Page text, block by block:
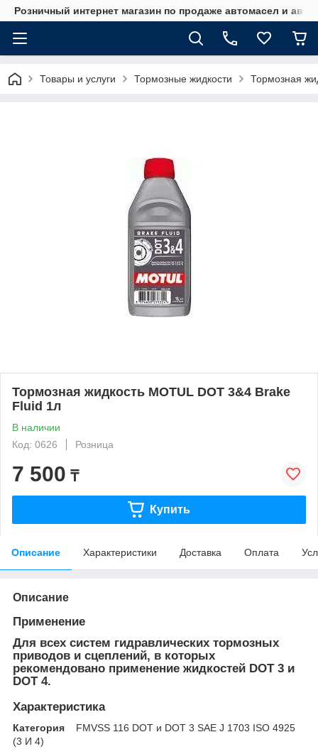
Розничный интернет магазин по продаже автомасел и
Товары и услуги Тормозные жидкости Тормозная
Тормозная жидкость MOTUL DOT 3&4 Brake
Fluid 1л
В наличии
Код: 0626
Розница
7 500 ₸
Купить
Описание Характеристики Доставка Оплата
Описание
Применение
Для всех систем гидравлических тормозных
приводов и сцеплений, в которых
рекомендовано применение жидкостей DOT 3 и
DOT 4.
Характеристика
Категория FMVSS 116 DOT и DOT 3 SAE J 1703 ISO 4925
(3 И 4)